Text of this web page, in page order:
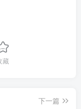
藏
下一篇